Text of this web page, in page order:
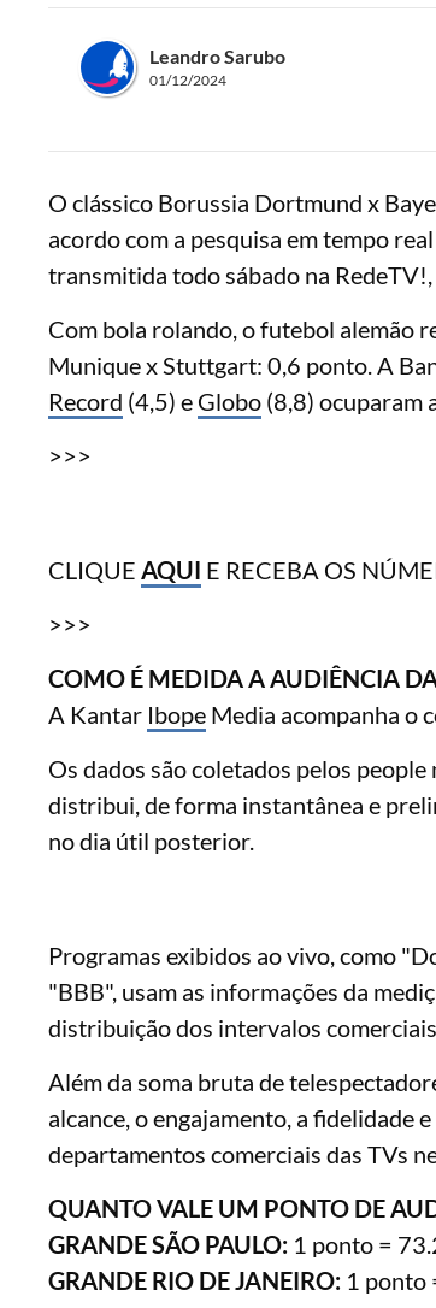
Leandro Sarubo
01/12/2024
O clássico Borussia Dortmund x
acordo com a pesquisa em tempo
transmitida todo sábado na
Com bola rolando, o futebol alemão
Munique x Stuttgart: 0,6 ponto. A
Record (4,5) e Globo(8,8) ocuparam
>>>
CLIQUE AQUI E RECEBA OS
>>>
COMO É MEDIDA A AUDIÊNCIA
A Kantar IbopeMedia acompanha o
Os dados são coletados pelos
distribui, de forma instantânea e
no dia útil posterior.
Programas exibidos ao vivo, como
"BBB", usam as informações da
distribuição dos intervalos
Além da soma bruta de
alcance, o engajamento, a fidelidade
departamentos comerciais das TVs
QUANTO VALE UM PONTO DE
GRANDE SÃO PAULO:1 ponto =
GRANDE RIO DE JANEIRO:1 ponto